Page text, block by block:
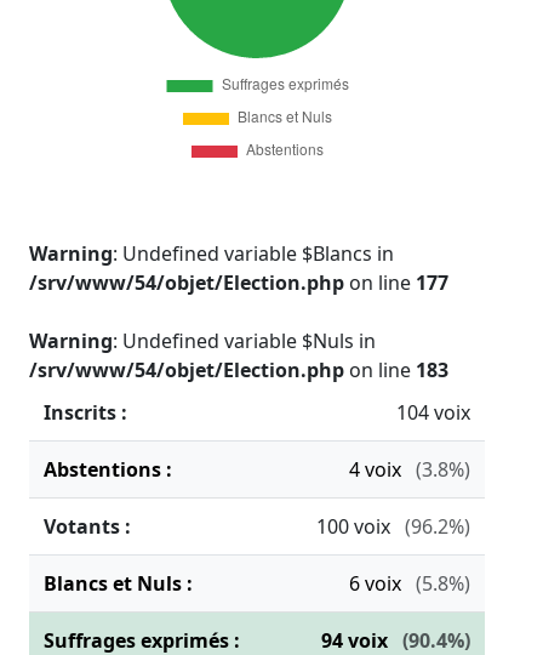
Warning: Undefined variable $Blancs in
/srv/www/54/objet/Election.php on line 177
Warning: Undefined variable $Nuls in
/srv/www/54/objet/Election.php on line 183
Inscrits :
104 voix
Abstentions : 4voix (3.8%)
Votants : 100voix (96.2%)
Blancs et Nuls : 6voix (5.8%)
Suffrages exprimés : 94voix (90.4%)